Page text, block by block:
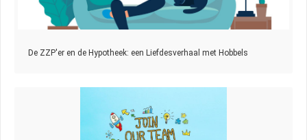
De ZZP'er en de Hypotheek: een Liefdesverhaal met Hobbels